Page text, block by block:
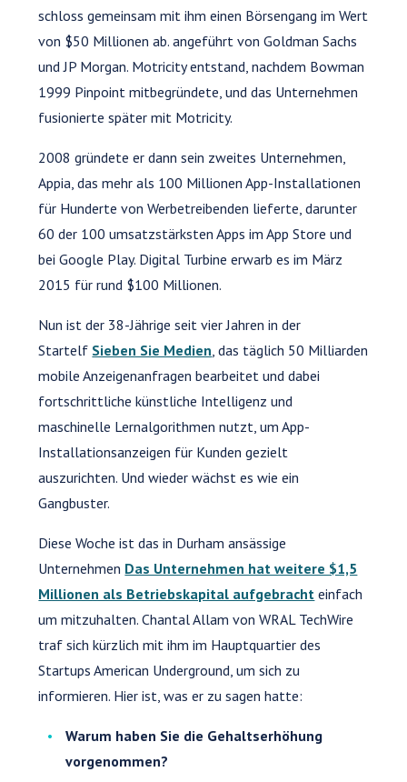
schloss gemeinsam mit ihm einen Börsengang im Wert
von $50 Millionen ab. angeführt von Goldman Sachs
und JP Morgan. Motricity entstand, nachdem Bowman
1999 Pinpoint mitbegründete, und das Unternehmen
fusionierte später mit Motricity.
2008 gründete er dann sein zweites Unternehmen,
Appia, das mehr als 100 Millionen App-Installationen
für Hunderte von Werbetreibenden lieferte, darunter
60 der 100 umsatzstärksten Apps im App Store und
bei Google Play. Digital Turbine erwarb es im März
2015 für rund $100 Millionen.
Nun ist der 38-Jährige seit vier Jahren in der
Startelf Sieben Sie Medien , das täglich 50 Milliarden
mobile Anzeigenanfragen bearbeitet und dabei
fortschrittliche künstliche Intelligenz und
maschinelle Lernalgorithmen nutzt, um App-
Installationsanzeigen für Kunden gezielt
auszurichten. Und wieder wächst es wie ein
Gangbuster.
Diese Woche ist das in Durham ansässige
Unternehmen Das Unternehmen hat weitere $1,5
Millionen als Betriebskapital aufgebracht einfach
um mitzuhalten. Chantal Allam von WRAL TechWire
traf sich kürzlich mit ihm im Hauptquartier des
Startups American Underground, um sich zu
informieren. Hier ist, was er zu sagen hatte:
Warum haben Sie die Gehaltserhöhung
vorgenommen?